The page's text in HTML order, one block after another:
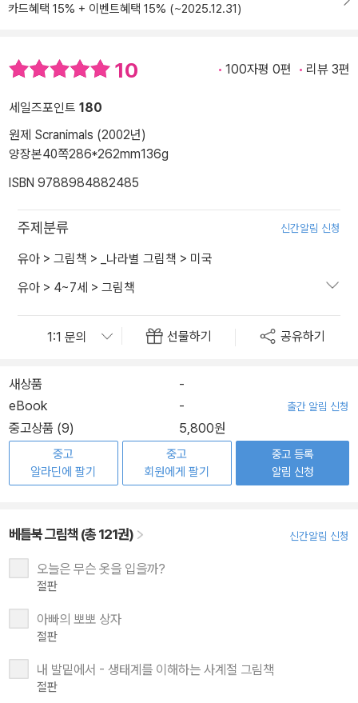
카드혜택 15% + 이벤트혜택 15% (~2025.12.31)
10 100자평 0편 리뷰 3편
세일즈포인트 180
원제 Scranimals (2002년)
양장본40쪽286*262mm136g
ISBN 9788984882485
주제분류 신간알림 신청
유아 > 그림책 > _나라별 그림책 > 미국
유아 > 4~7세 > 그림책
선물하기 공유하기
새상품
-
eBook
- 출간 알림 신청
중고상품 (9) 5,800원
중고
알라딘에 팔기
중고
회원에게 팔기
중고 등록
알림 신청
베틀북 그림책 (총 121권) 신간알림 신청
오늘은 무슨 옷을 입을까?
절판
아빠의 뽀뽀 상자
절판
내 발밑에서 - 생태계를 이해하는 사계절 그림책
절판